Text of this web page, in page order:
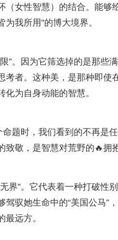
女性智慧）的结合。能够
我所用”的博大境界。
”。因为它筛选掉的是那些
者。这种美，是那种即使
为自身动能的智慧。
题时，我们看到的不再是
敬，是智慧对荒野的🔥拥抱
”。它代表着一种打破性
驭她生命中的“美国公马”
远方。